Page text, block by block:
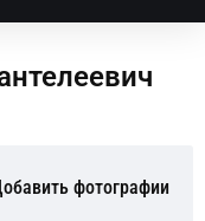
фотографии